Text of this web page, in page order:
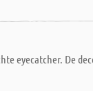
eyecatcher. De